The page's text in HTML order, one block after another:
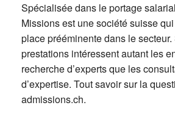
Spécialisée dans le portage
Missions est une société suisse
place prééminente dans le
prestations intéressent autant les
recherche d’experts que les
d’expertise. Tout savoir sur la
admissions.ch.